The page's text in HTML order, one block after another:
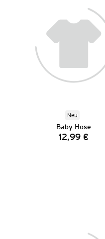
Neu
Baby Hose
Preis:
12,99 €